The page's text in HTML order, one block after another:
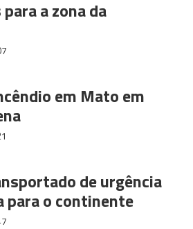
a zona da
em Mato em
de urgência
para o continente